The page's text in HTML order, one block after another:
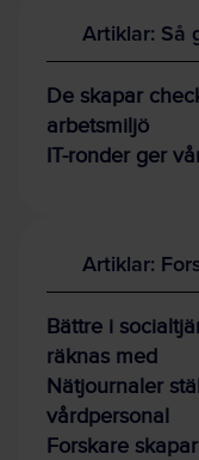
Artiklar: Så
De skapar
arbetsmiljö
IT-ronder ger
Artiklar:
Bättre i
räknas med
Nätjournaler
vårdpersonal
Forskare